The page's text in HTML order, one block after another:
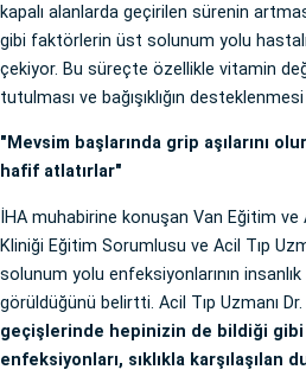
kapalı alanlarda geçirilen sürenin
gibi faktörlerin üst solunum yolu
çekiyor. Bu süreçte özellikle vitamin
tutulması ve bağışıklığın
"Mevsim başlarında grip aşılarını
hafif atlatırlar"
İHA muhabirine konuşan Van Eğitim
Kliniği Eğitim Sorumlusu ve Acil Tıp
solunum yolu enfeksiyonlarının
görüldüğünü belirtti. Acil Tıp Uzmanı Dr.
geçişlerinde hepinizin de bildiği
enfeksiyonları, sıklıkla karşılaşılan